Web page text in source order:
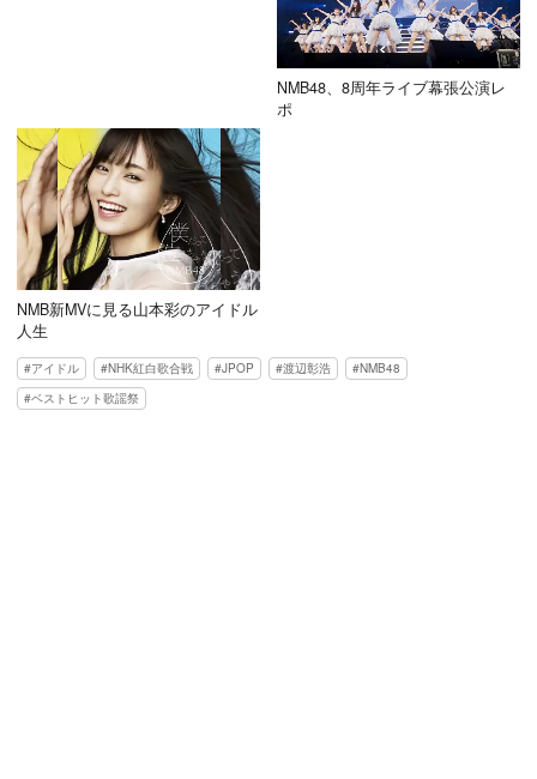
NMB48、8周年ライブ幕張公演レ
ポ
NMB新MVに見る山本彩のアイドル
人生
アイドル NHK紅白歌合戦 JPOP 渡辺彰浩
NMB48
ベストヒット歌謡祭